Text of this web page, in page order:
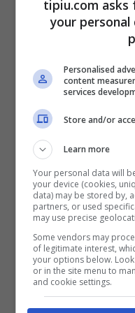
annunciato mesi
è in primis per
ancora tra di loro
delle loro
piccine.
tipiu.com asks
your
Personalised
content
services
Store and/or
Learn more
Your personal data will
your device (cookies,
data) may be stored by,
partners, or used
may use precise
Some vendors may
of legitimate interest,
your options below.
or in the site menu to
and cookie settings.